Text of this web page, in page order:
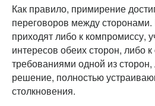
Как правило, примирение
переговоров между
приходят либо к компромиссу,
интересов обеих сторон, либо
требованиями одной из
решение, полностью
столкновения.